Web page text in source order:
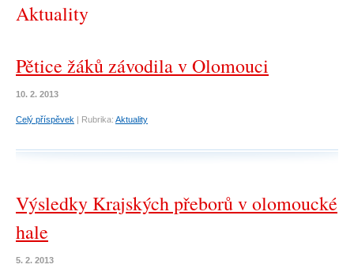
Aktuality
Pětice žáků závodila v Olomouci
10. 2. 2013
Celý příspěvek | Rubrika: Aktuality
Výsledky Krajských přeborů v olomoucké
hale
5. 2. 2013